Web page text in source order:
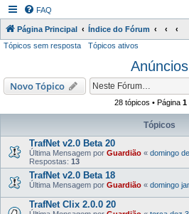
FAQ
Página Principal Índice do Fórum
Tópicos sem resposta Tópicos ativos
Anúncios
Novo Tópico
28 tópicos • Página 1
Tópicos
TrafNet v2.0 Beta 20
Última Mensagem por Guardião « domingo
Respostas: 13
TrafNet v2.0 Beta 18
Última Mensagem por Guardião « domingo
TrafNet Clix 2.0.0 20